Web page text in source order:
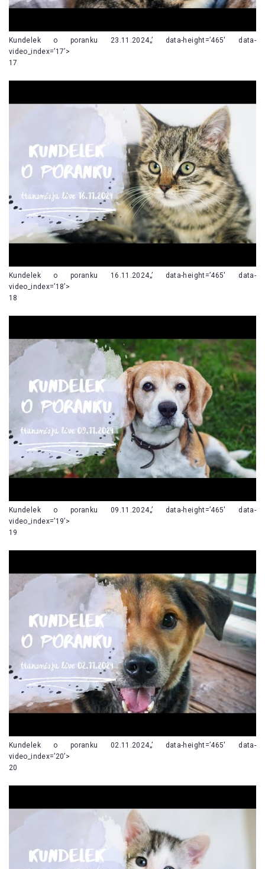
Kundelek o poranku 23.11.2024„’ data-height=’465′ data-
video_index=’17’>
17
Kundelek o poranku 16.11.2024„’ data-height=’465′ data-
video_index=’18’>
18
Kundelek o poranku 09.11.2024„’ data-height=’465′ data-
video_index=’19’>
19
Kundelek o poranku 02.11.2024„’ data-height=’465′ data-
video_index=’20’>
20